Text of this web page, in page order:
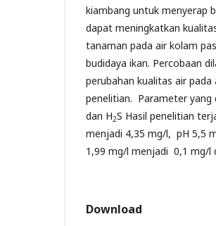
kiambang untuk menyerap
dapat meningkatkan
tanaman pada air kolam
budidaya ikan. Percobaan
perubahan kualitas air
penelitian. Parameter yang
dan H2S Hasil penelitian
menjadi 4,35 mg/l, pH 5,5
1,99 mg/l menjadi 0,1 mg/l
Download